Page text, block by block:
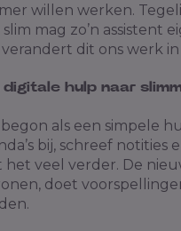
willen werken.
slim mag zo’n assistent
verandert dit ons werk
digitale hulp naar
als een simpele
bij, schreef
het veel verder. De
doet